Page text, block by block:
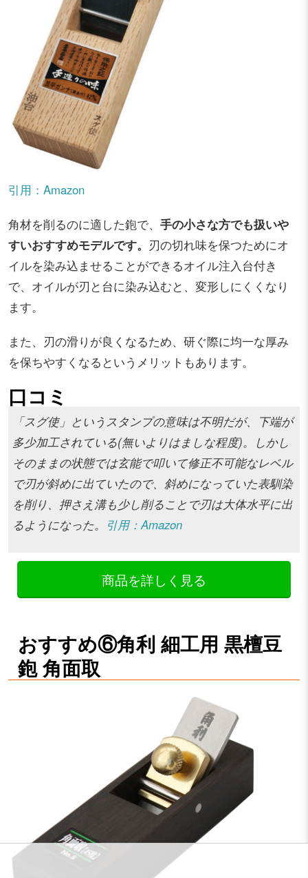
引用：Amazon
角材を削るのに適した鉋で、 手の小さな方でも扱いや
すいおすすめモデルです。 刃の切れ味を保つためにオ
イルを染み込ませることができるオイル注入台付き
で、オイルが刃と台に染み込むと、変形しにくくなり
ます。
また、刃の滑りが良くなるため、研ぐ際に均一な厚み
を保ちやすくなるというメリットもあります。
口コミ
「スグ使」というスタンプの意味は不明だが、下端が
多少加工されている(無いよりはましな程度)。しかし
そのままの状態では玄能で叩いて修正不可能なレベル
で刃が斜めに出ていたので、斜めになっていた表馴染
を削り、押さえ溝も少し削ることで刃は大体水平に出
るようになった。
引用：Amazon
商品を詳しく見る
おすすめ⑥角利 細工用 黒檀豆
鉋 角面取